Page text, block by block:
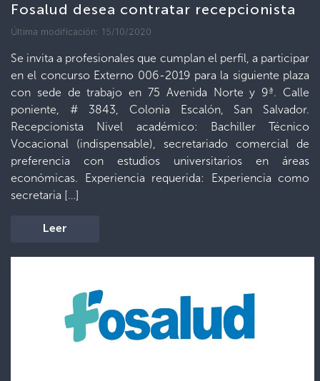
Fosalud desea contratar recepcionista
Última modificación: 15/10/2020
Se invita a profesionales que cumplan el perfil, a participar
en el concurso Externo 006-2019 para la siguiente plaza
con sede de trabajo en 75 Avenida Norte y 9ª. Calle
poniente, # 3843, Colonia Escalón, San Salvador.
Recepcionista Nivel académico: Bachiller Técnico
Vocacional (indispensable), secretariado comercial de
preferencia con estudios universitarios en áreas
económicas. Experiencia requerida: Experiencia como
secretaria […]
Leer